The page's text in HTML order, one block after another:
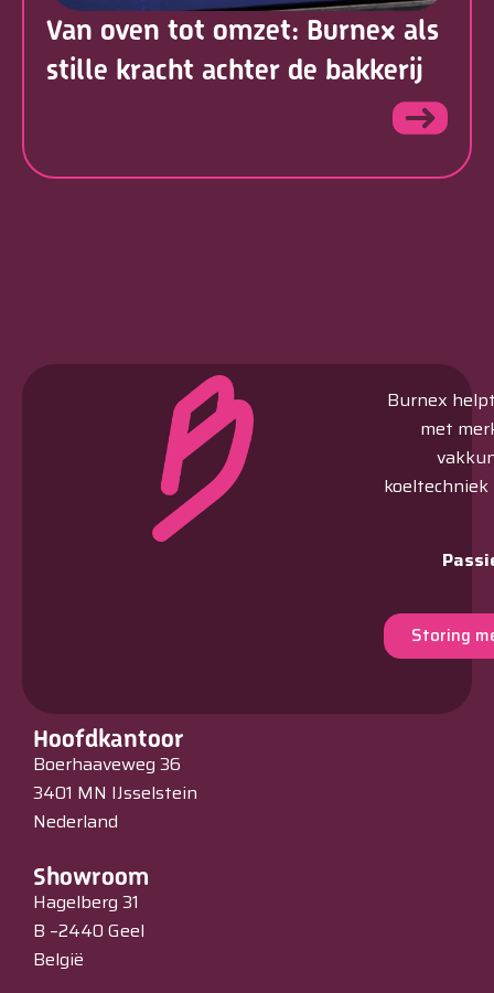
Van oven tot omzet: Burnex als
stille kracht achter de bakkerij
Burnex
met
Storing
Hoofdkantoor
Boerhaaveweg 36
3401 MN IJsselstein
Nederland
Showroom
Hagelberg 31
B –2440 Geel
België